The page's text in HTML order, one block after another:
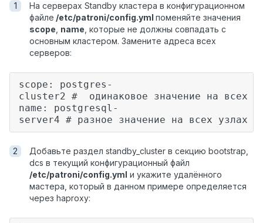
На серверах Standby кластера в конфигурационном
файле /etc/patroni/config.yml поменяйте значения
scope, name, которые не должны совпадать с
основным кластером. Замените адреса всех
серверов:
scope: postgres-
cluster2 # одинаковое значение на всех
name: postgresql-
server4 # разное значение на всех узлах
Добавьте раздел standby_cluster в секцию bootstrap,
dcs в текущий конфигурационный файл
/etc/patroni/config.yml и укажите удалённого
мастера, который в данном примере определяется
через haproxy: